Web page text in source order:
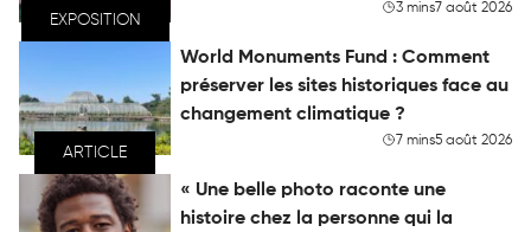
EXPOSITION
3 mins7 août 2026
ARTICLE
World Monuments Fund : Comment
préserver les sites historiques face au
changement climatique ?
7 mins5 août 2026
« Une belle photo raconte une
histoire chez la personne qui la